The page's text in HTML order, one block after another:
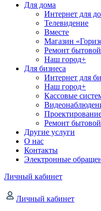
Для дома
Интернет для
Телевидение
Вместе
Магазин
Ремонт
Наш город+
Для бизнеса
Интернет для
Наш город+
Кассовые
Ремонт
Другие услуги
О нас
Контакты
Электронные
Личный кабинет
Личный кабинет